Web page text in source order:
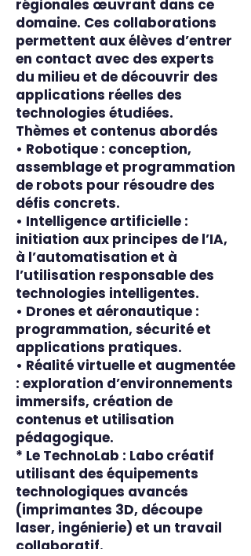
régionales œuvrant dans ce
domaine. Ces collaborations
permettent aux élèves d’entrer
en contact avec des experts
du milieu et de découvrir des
applications réelles des
technologies étudiées.
Thèmes et contenus abordés
• Robotique : conception,
assemblage et programmation
de robots pour résoudre des
défis concrets.
• Intelligence artificielle :
initiation aux principes de l’IA,
à l’automatisation et à
l’utilisation responsable des
technologies intelligentes.
• Drones et aéronautique :
programmation, sécurité et
applications pratiques.
• Réalité virtuelle et augmentée
: exploration d’environnements
immersifs, création de
contenus et utilisation
pédagogique.
* Le TechnoLab : Labo créatif
utilisant des équipements
technologiques avancés
(imprimantes 3D, découpe
laser, ingénierie) et un travail
collaboratif.